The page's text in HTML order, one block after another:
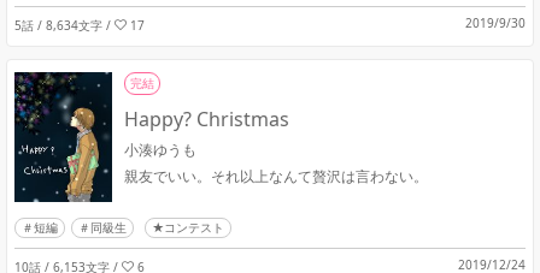
5話 / 8,634文字 / 17 2019/9/30
完結
Happy? Christmas
小湊ゆうも
親友でいい。それ以上なんて贅沢は言わない。
短編 同級生 ★コンテスト
10話 / 6,153文字 / 6 2019/12/24